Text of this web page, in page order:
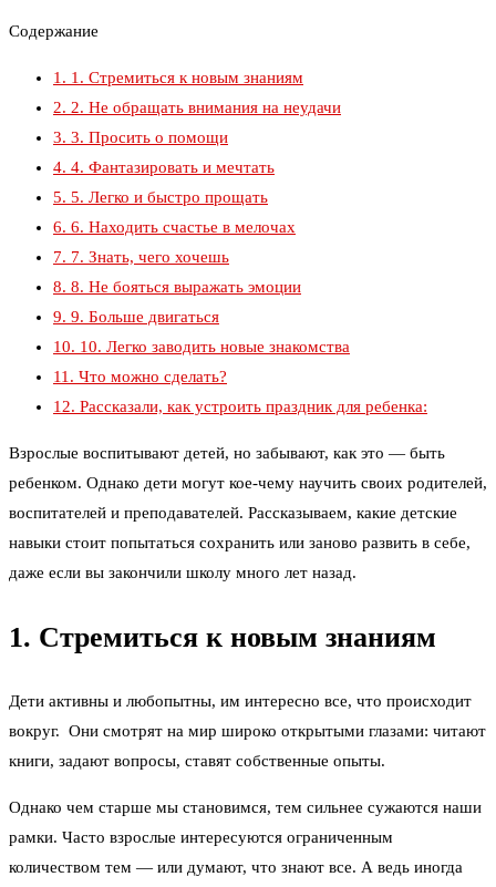
Содержание
1. 1. Стремиться к новым знаниям
2. 2. Не обращать внимания на неудачи
3. 3. Просить о помощи
4. 4. Фантазировать и мечтать
5. 5. Легко и быстро прощать
6. 6. Находить счастье в мелочах
7. 7. Знать, чего хочешь
8. 8. Не бояться выражать эмоции
9. 9. Больше двигаться
10. 10. Легко заводить новые знакомства
11. Что можно сделать?
12. Рассказали, как устроить праздник для ребенка:
Взрослые воспитывают детей, но забывают, как это — быть
ребенком. Однако дети могут кое-чему научить своих родителей,
воспитателей и преподавателей. Рассказываем, какие детские
навыки стоит попытаться сохранить или заново развить в себе,
даже если вы закончили школу много лет назад.
1. Стремиться к новым знаниям
Дети активны и любопытны, им интересно все, что происходит
вокруг. Они смотрят на мир широко открытыми глазами: читают
книги, задают вопросы, ставят собственные опыты.
Однако чем старше мы становимся, тем сильнее сужаются наши
рамки. Часто взрослые интересуются ограниченным
количеством тем — или думают, что знают все. А ведь иногда